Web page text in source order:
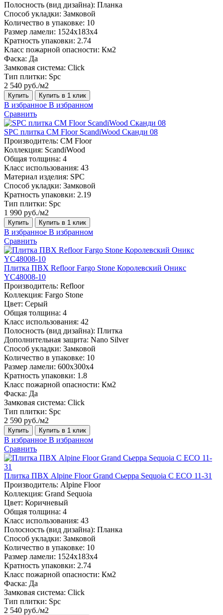
Полосность (вид дизайна): Планка
Способ укладки: Замковой
Количество в упаковке: 10
Размер ламели: 1524х183х4
Кратность упаковки: 2.74
Класс пожарной опасности: Км2
Фаска: Да
Замковая система: Click
Тип плитки: Spc
2 540 руб./м2
Купить Купить в 1 клик
В избранное В избранном
Сравнить
SPC плитка CM Floor ScandiWood Сканди 08
Производитель: CM Floor
Коллекция: ScandiWood
Общая толщина: 4
Класс использования: 43
Материал изделия: SPC
Способ укладки: Замковой
Кратность упаковки: 2.19
Тип плитки: Spc
1 990 руб./м2
Купить Купить в 1 клик
В избранное В избранном
Сравнить
Плитка ПВХ Refloor Fargo Stone Королевский Оникс
YC48008-10
Производитель: Refloor
Коллекция: Fargo Stone
Цвет: Серый
Общая толщина: 4
Класс использования: 42
Полосность (вид дизайна): Плитка
Дополнительная защита: Nano Silver
Способ укладки: Замковой
Количество в упаковке: 10
Размер ламели: 600х300х4
Кратность упаковки: 1.8
Класс пожарной опасности: Км2
Фаска: Да
Замковая система: Click
Тип плитки: Spc
2 590 руб./м2
Купить Купить в 1 клик
В избранное В избранном
Сравнить
Плитка ПВХ Alpine Floor Grand Сьерра Sequoia С ECO 11-31
Производитель: Alpine Floor
Коллекция: Grand Sequoia
Цвет: Коричневый
Общая толщина: 4
Класс использования: 43
Полосность (вид дизайна): Планка
Способ укладки: Замковой
Количество в упаковке: 10
Размер ламели: 1524х183х4
Кратность упаковки: 2.74
Класс пожарной опасности: Км2
Фаска: Да
Замковая система: Click
Тип плитки: Spc
2 540 руб./м2